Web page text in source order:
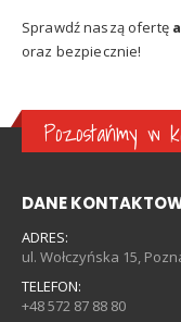
Sprawdź naszą ofertę
oraz bezpiecznie!
Pozostańmy w
DANE
ADRES:
ul. Wołczyńska 15,
TELEFON:
+48 572 87 88 80